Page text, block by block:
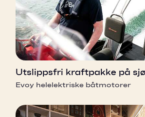
Utslippsfri kraftpakke på
Evoy helelektriske båtmotorer